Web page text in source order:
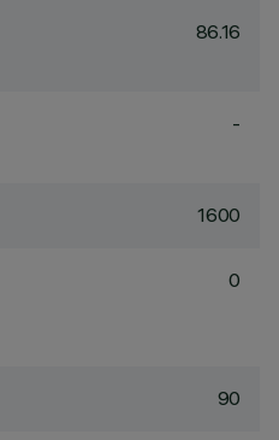
86.16
-
1600
0
90